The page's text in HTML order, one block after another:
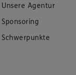
Unsere Agentur
Sponsoring
Schwerpunkte